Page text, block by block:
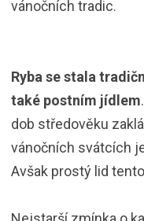
vánočních tradic.
Ryba se stala
také postním jídlem
dob středověku
vánočních svátcích
Avšak prostý lid